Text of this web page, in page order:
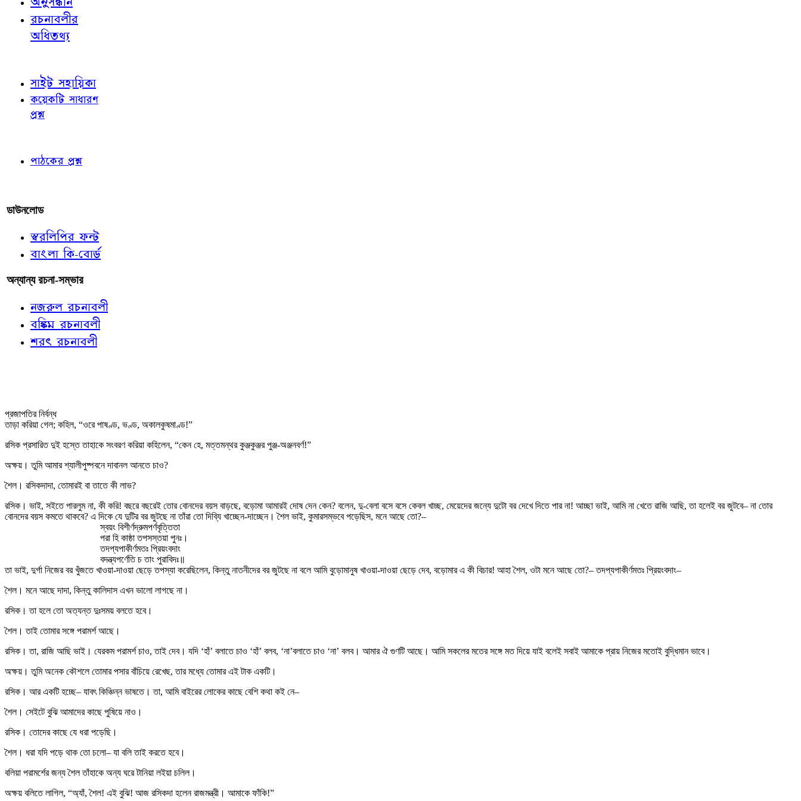
রচনাবলীর
অধিতথ্য
সাইট সহায়িকা
কয়েকটি সাধারণ
প্রশ্ন
পাঠকের প্রশ্ন
ডাউনলোড
স্বরলিপির ফন্ট
বাংলা কি-বোর্ড
অন্যান্য রচনা-সম্ভার
নজরুল রচনাবলী
বঙ্কিম রচনাবলী
শরৎ রচনাবলী
প্রজাপতির নির্বন্ধ
তাড়া করিয়া গেল; কহিল, “ওরে পাষণ্ড, ভণ্ড, অকালকুষমাণ্ড!”
রসিক প্রসারিত দুই হস্তে তাহাকে সংবরণ করিয়া কহিলেন, “কেন হে, মত্তমন্থর কুঞ্জকুঞ্জর পুঞ্জ-অঞ্জনবর্ণ!”
অক্ষয়। তুমি আমার শ্যালীপুষ্পবনে দাবানল আনতে চাও?
শৈল। রসিকদাদা, তোমারই বা তাতে কী লাভ?
রসিক। ভাই, সইতে পারলুম না, কী করি! বছরে বছরেই তোর বোনদের বয়স বাড়ছে, বড়োমা আমারই দোষ দেন কেন? বলেন, দু-বেলা বসে বসে কেবল খাচ্ছ, মেয়েদের জন্যে দুটো বর দেখে দিতে পার না! আচ্ছা ভাই, আমি না খেতে রাজি আছি, তা হলেই বর জুটবে– না তোর
বোনদের বয়স কমতে থাকবে? এ দিকে যে দুটির বর জুটছে না তাঁরা তো দিব্যি খাচ্ছেন-দাচ্ছেন। শৈল ভাই, কুমারসম্ভবে পড়েছিস, মনে আছে তো?–
স্বয়ং বিশীর্ণদ্রুমপর্ণবৃত্তিতা
পরা হি কাষ্ঠা তপসস্তয়া পুনঃ।
তদপ্যপাকীর্ণমতঃ প্রিয়ংবদাং
বদন্ত্যপর্ণেতি চ তাং পুরাবিদঃ॥
তা ভাই, দুর্গা নিজের বর খুঁজতে খাওয়া-দাওয়া ছেড়ে তপস্যা করেছিলেন, কিন্তু নাতনীদের বর জুটছে না বলে আমি বুড়োমানুষ খাওয়া-দাওয়া ছেড়ে দেব, বড়োমার এ কী বিচার! আহা শৈল, ওটা মনে আছে তো?– তদপ্যপাকীর্ণমতঃ প্রিয়ংবদাং–
শৈল। মনে আছে দাদা, কিন্তু কালিদাস এখন ভালো লাগছে না।
রসিক। তা হলে তো অত্যন্ত দুঃসময় বলতে হবে।
শৈল। তাই তোমার সঙ্গে পরামর্শ আছে।
রসিক। তা, রাজি আছি ভাই। যেরকম পরামর্শ চাও, তাই দেব। যদি ‘হাঁ’ বলাতে চাও ‘হাঁ’ বলব, ‘না’বলাতে চাও ‘না’ বলব। আমার ঐ গুণটি আছে। আমি সকলের মতের সঙ্গে মত দিয়ে যাই বলেই সবাই আমাকে প্রায় নিজের মতোই বুদ্ধিমান ভাবে।
অক্ষয়। তুমি অনেক কৌশলে তোমার পসার বাঁচিয়ে রেখেছ, তার মধ্যে তোমার এই টাক একটি।
রসিক। আর একটি হচ্ছে– যাবৎ কিঞ্চিন্ন ভাষতে। তা, আমি বাইরের লোকের কাছে বেশি কথা কই নে–
শৈল। সেইটে বুঝি আমাদের কাছে পুষিয়ে নাও।
রসিক। তোদের কাছে যে ধরা পড়েছি।
শৈল। ধরা যদি পড়ে থাক তো চলো– যা বলি তাই করতে হবে।
বলিয়া পরামর্শের জন্য শৈল তাঁহাকে অন্য ঘরে টানিয়া লইয়া চলিল।
অক্ষয় বলিতে লাগিল, “অ্যাঁ, শৈল! এই বুঝি! আজ রসিকদা হলেন রাজমন্ত্রী। আমাকে ফাঁকি!”